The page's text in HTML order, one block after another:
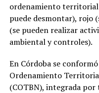
ordenamiento territorial
puede desmontar), rojo
(se pueden realizar
ambiental y controles).
En Córdoba se
Ordenamiento
(COTBN), integrada por